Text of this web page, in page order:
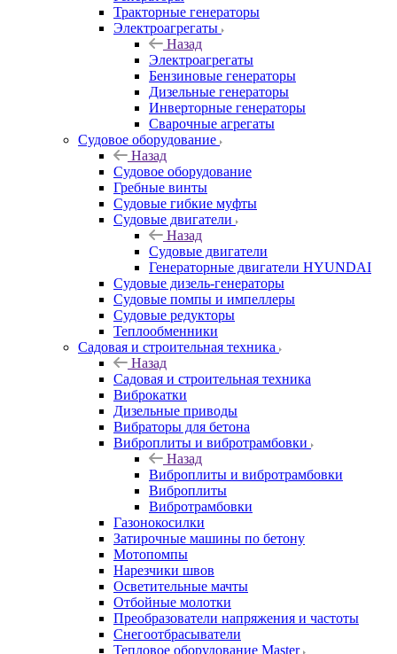
Тракторные генераторы
Электроагрегаты
Назад
Электроагрегаты
Бензиновые генераторы
Дизельные генераторы
Инверторные генераторы
Сварочные агрегаты
Судовое оборудование
Назад
Судовое оборудование
Гребные винты
Судовые гибкие муфты
Судовые двигатели
Назад
Судовые двигатели
Генераторные двигатели HYUNDAI
Судовые дизель-генераторы
Судовые помпы и импеллеры
Судовые редукторы
Теплообменники
Садовая и строительная техника
Назад
Садовая и строительная техника
Виброкатки
Дизельные приводы
Вибраторы для бетона
Виброплиты и вибротрамбовки
Назад
Виброплиты и вибротрамбовки
Виброплиты
Вибротрамбовки
Газонокосилки
Затирочные машины по бетону
Мотопомпы
Нарезчики швов
Осветительные мачты
Отбойные молотки
Преобразователи напряжения и частоты
Снегоотбрасыватели
Тепловое оборудование Master